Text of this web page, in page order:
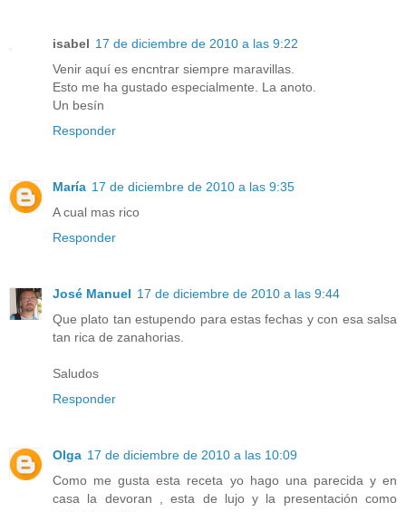
isabel 17 de diciembre de 2010 a las 9:22
Venir aquí es encntrar siempre maravillas.
Esto me ha gustado especialmente. La anoto.
Un besín
Responder
María 17 de diciembre de 2010 a las 9:35
A cual mas rico
Responder
José Manuel 17 de diciembre de 2010 a las 9:44
Que plato tan estupendo para estas fechas y con esa salsa
tan rica de zanahorias.
Saludos
Responder
Olga 17 de diciembre de 2010 a las 10:09
Como me gusta esta receta yo hago una parecida y en
casa la devoran , esta de lujo y la presentación como